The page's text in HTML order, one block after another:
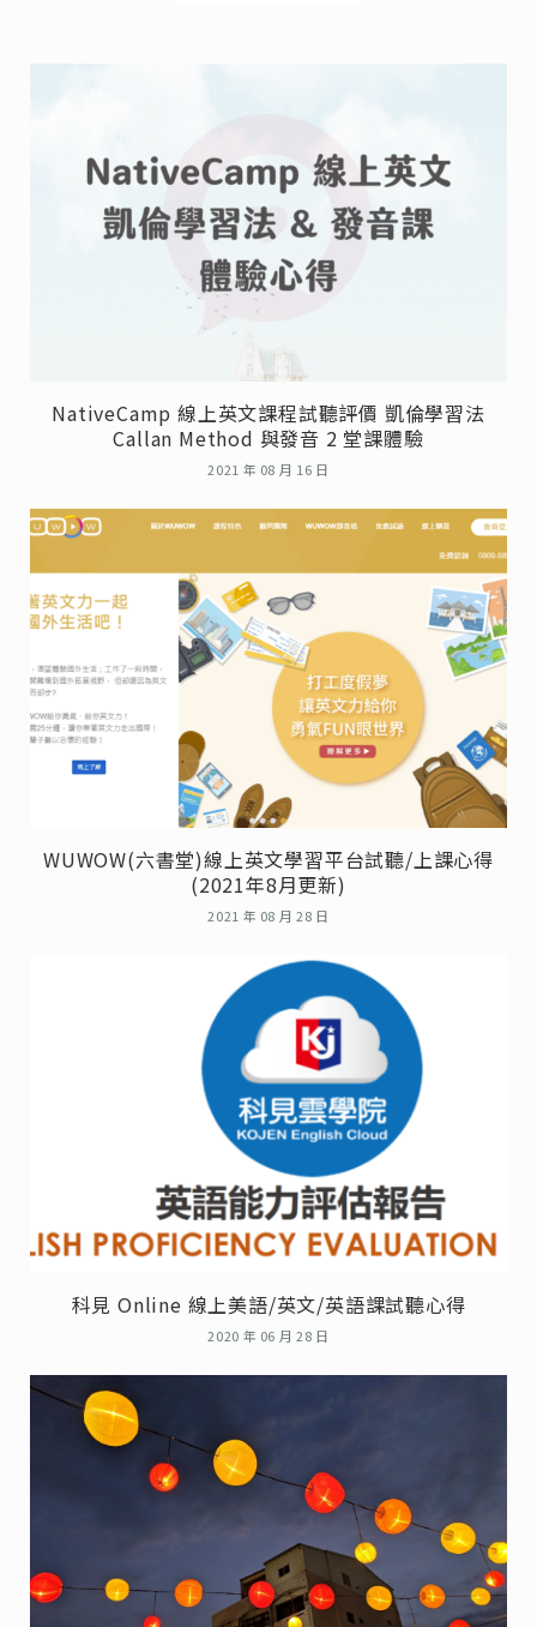
NativeCamp 線上英文課程試聽評價 凱倫學習法
Callan Method 與發音 2 堂課體驗
2021 年 08 月 16 日
WUWOW(六書堂)線上英文學習平台試聽/上課心得
(2021年8月更新)
2021 年 08 月 28 日
科見 Online 線上美語/英文/英語課試聽心得
2020 年 06 月 28 日